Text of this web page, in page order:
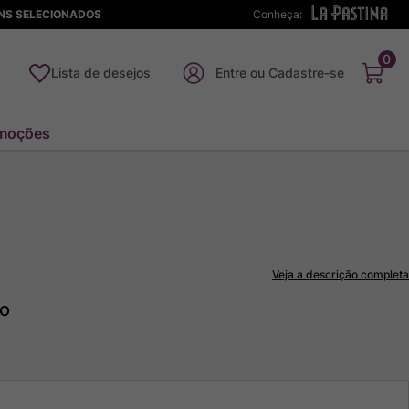
Conheça:
SELECIONADOS
Lista de desejos
0
Veja a descrição completa